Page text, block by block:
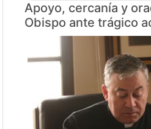
Apoyo, cercanía y
Obispo ante trágico